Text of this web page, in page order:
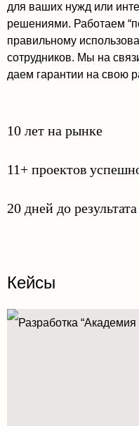
для ваших нужд или
решениями. Работаем
правильному
сотрудников. Мы на
даем гарантии на свою
10 лет на рынке
11+ проектов
20 дней до результата
Кейсы